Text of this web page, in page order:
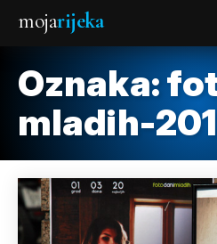
mojarijeka
Oznaka:
mladih-